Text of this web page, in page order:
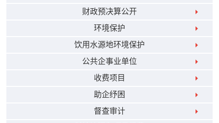
财政预决算公开
环境保护
饮用水源地环境保护
公共企事业单位
收费项目
助企纾困
督查审计